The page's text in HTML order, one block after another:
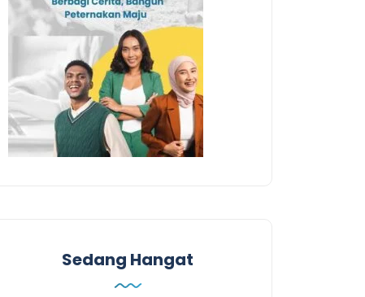
Sedang Hangat